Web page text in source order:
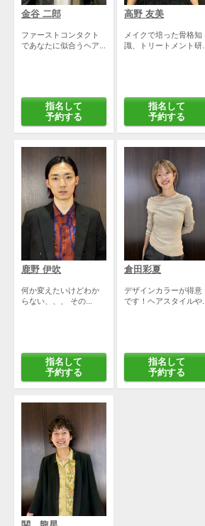
金谷 二郎
ファーストコンタクト
であなたに似合うヘア...
指名して
予約する
高野 友美
メイクで培った骨格知
識、トリートメント研...
指名して
予約する
鹿野 伊吹
何か変えたいけどわか
らない、、、 その...
指名して
予約する
倉田彩夏
デザインカラーが得意
です！ヘアスタイルや...
指名して
予約する